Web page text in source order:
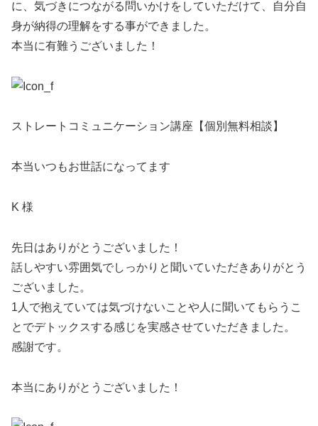
に、気づきにつながる問いかけをしていただけて、自分自
身が納得の理解をする事ができました。
本当に有難うございました！
ストレートコミュニケーション講座【個別無料相談】
本当いつもお世話になってます
K 様
先日はありがとうございました！
話しやすい雰囲気でしっかりと聞いていただきありがとう
ございました。
1人で抱えていては気づけないことや人に聞いてもらうこ
とでデトックスする感じを実感させていただきました。
感謝です。
本当にありがとうございました！